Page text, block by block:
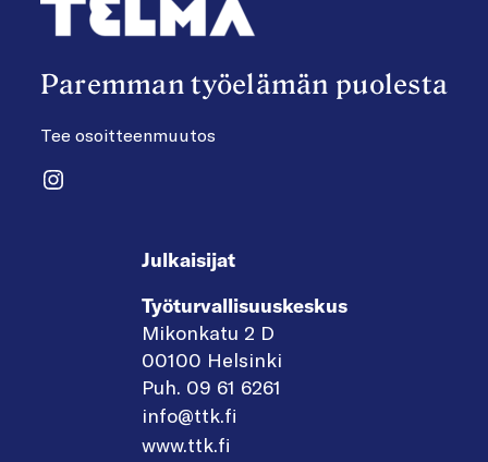
Paremman työelämän puolesta
Tee osoitteenmuutos
Instagram
Julkaisijat
Työturvallisuuskeskus
Mikonkatu 2 D
00100 Helsinki
Puh. 09 61 6261
info@ttk.fi
www.ttk.fi